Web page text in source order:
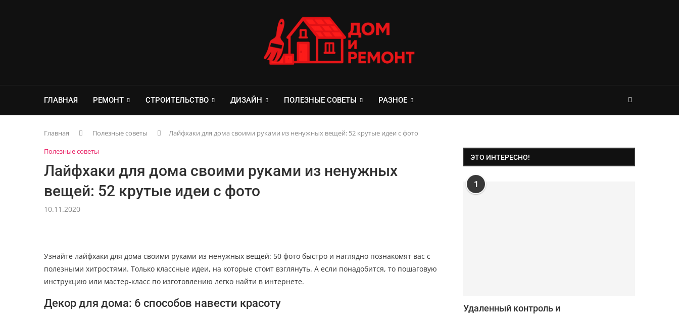
ГЛАВНАЯ РЕМОНТ СТРОИТЕЛЬСТВО ДИЗАЙН ПОЛЕЗНЫЕ СОВЕТЫ РАЗНОЕ
Главная Полезные советы
Лайфхаки для дома своими руками из ненужных вещей: 52 крутые идеи с фото
Полезные советы
Лайфхаки для дома своими руками из ненужных
вещей: 52 крутые идеи с фото
10.11.2020
Узнайте лайфхаки для дома своими руками из ненужных вещей: 50 фото быстро и наглядно познакомят вас с
полезными хитростями. Только классные идеи, на которые стоит взглянуть. А если понадобится, то пошаговую
инструкцию или мастер-класс по изготовлению легко найти в интернете.
Декор для дома: 6 способов навести красоту
ЭТО ИНТЕРЕСНО!
1
Удаленный контроль и